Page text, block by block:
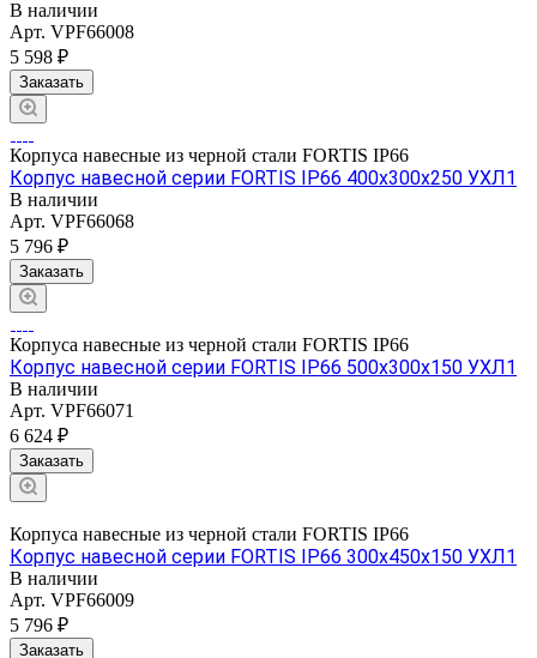
В наличии
Арт. VPF66008
5 598 ₽
Заказать
Корпуса навесные из черной стали FORTIS IP66
Корпус навесной серии FORTIS IP66 400х300х250 УХЛ1
В наличии
Арт. VPF66068
5 796 ₽
Заказать
Корпуса навесные из черной стали FORTIS IP66
Корпус навесной серии FORTIS IP66 500х300х150 УХЛ1
В наличии
Арт. VPF66071
6 624 ₽
Заказать
Корпуса навесные из черной стали FORTIS IP66
Корпус навесной серии FORTIS IP66 300х450х150 УХЛ1
В наличии
Арт. VPF66009
5 796 ₽
Заказать